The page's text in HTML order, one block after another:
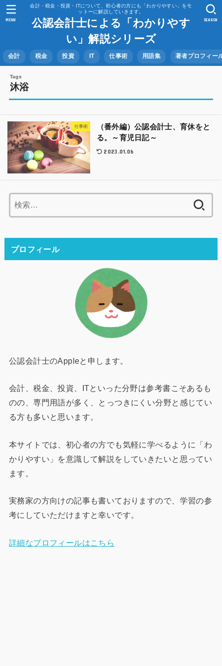
会計・税金・投資・ITについて、初心者の方にも「わかりやすい」をモ
ットーに解説していきます。
公認会計士による「わかりやす
い」解説シリーズ
会計 税金 投資 IT 仕事術 用語集 著者プロフィー
SEARCH
MENU
沐浴
仕事術
（番外編）公認会計士、育休をと
る。～育児日記～
2023.01.06
索:
プロフィール
公認会計士のAppleと申します。
会計、税金、投資、ITといった分野は参考書こそあるも
のの、専門用語が多く、とっつきにくい分野と感じてい
る方も多いと思います。
本サイトでは、初心者の方でも気軽に学べるように「わ
かりやすい」を意識して解説をしていきたいと思ってい
ます。
実務家の方向けの記事も書いておりますので、学習の参
考にしていただけますと幸いです。
詳細なプロフィールはこちら